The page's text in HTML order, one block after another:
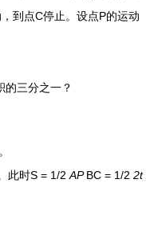
到点C停止。设点P的运动
三分之一？
此时S = 1/2 APBC = 1/2 2t